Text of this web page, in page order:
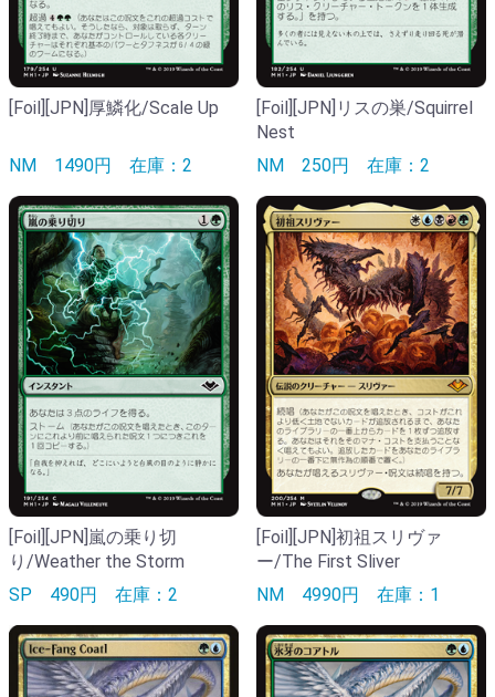
[Foil][JPN]厚鱗化/Scale Up
NM 1490円 在庫：2
[Foil][JPN]リスの巣/Squirrel
Nest
NM 250円 在庫：2
[Foil][JPN]嵐の乗り切
り/Weather the Storm
SP 490円 在庫：2
[Foil][JPN]初祖スリヴァ
ー/The First Sliver
NM 4990円 在庫：1